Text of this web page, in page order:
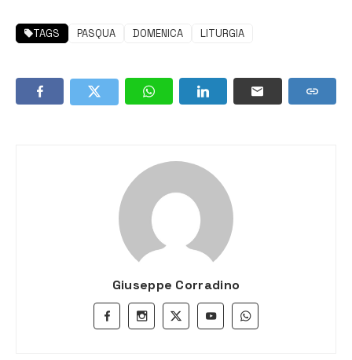
TAGS PASQUA DOMENICA LITURGIA
Giuseppe Corradino